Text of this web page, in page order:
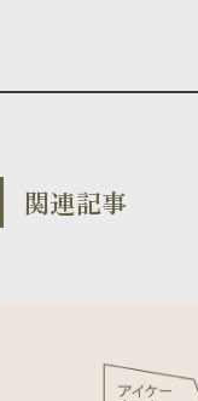
関連記事